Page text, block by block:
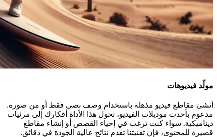
مولّد فيديوهات
أنشئ مقاطع فيديو مذهلة باستخدام وصف نصي فقط أو من صورة.
مدعوم بأحدث موديلات الفيديو، تحول هذا الأداة أفكارك إلى مرئيات
ديناميكية. سواء كنت ترغب في إحياء القصص أو إنشاء مقاطع
قصيرة للمحتوى، فإن تقنيتنا تقدم نتائج عالية الجودة في دقائق.